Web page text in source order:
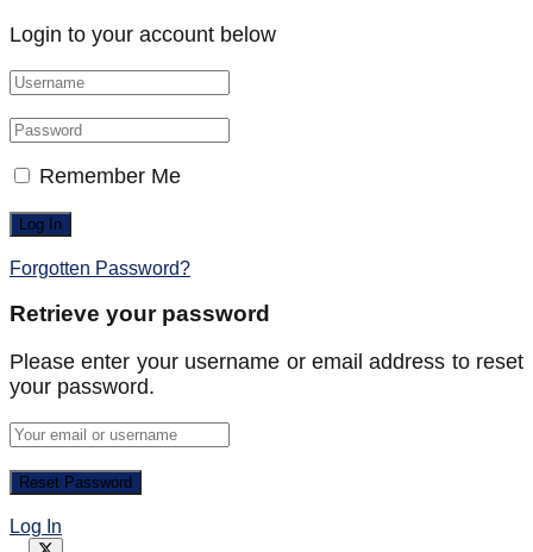
Login to your account below
Remember Me
Forgotten Password?
Retrieve your password
Please enter your username or email address to reset
your password.
Log In